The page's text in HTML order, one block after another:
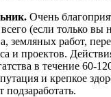
Очень
(если только вы
земляных работ,
и проектов.
в течение 60-
и крепкое